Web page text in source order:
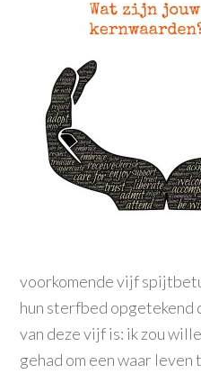
voorkomende vijf
hun sterfbed opgetekend
van deze vijf is: ik zou
gehad om een waar